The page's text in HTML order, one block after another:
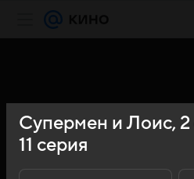
Супермен и Лоис, 2
11 серия